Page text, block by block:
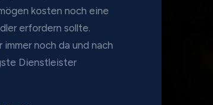
kosten noch eine
erfordern sollte.
noch da und nach
Dienstleister